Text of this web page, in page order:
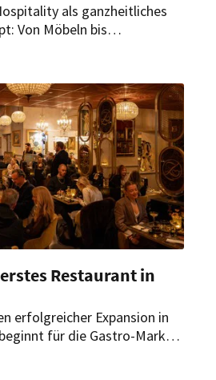
als ganzheitliches
Von Möbeln bis
Dabei setzt das
Farbe und eine
Produktion.
Restaurant in
erfolgreicher Expansion in
für die Gastro-Marke